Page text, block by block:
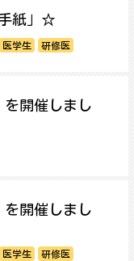
紙」☆
医学生 研修医
開催しまし
開催しまし
医学生 研修医